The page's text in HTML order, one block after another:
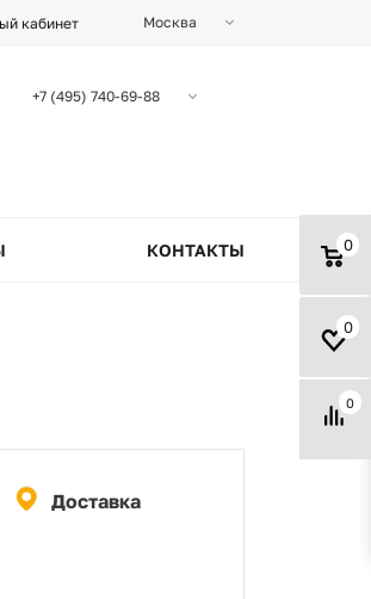
кабинет Москва
+7 (495) 740-69-88
0
0
0
КОНТАКТЫ
Доставка